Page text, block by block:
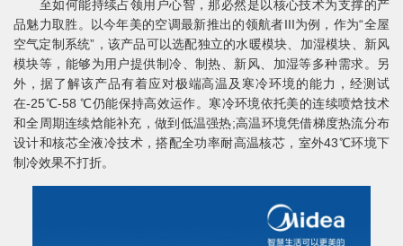
至如何能持续占领用户心智，那必然是以核心技术为支撑的产
品魅力取胜。以今年美的空调最新推出的领航者III为例，作为“全屋
空气定制系统”，该产品可以选配独立的水暖模块、加湿模块、新风
模块等，能够为用户提供制冷、制热、新风、加湿等多种需求。另
外，据了解该产品有着应对极端高温及寒冷环境的能力，经测试
在-25℃-58 ℃仍能保持高效运作。寒冷环境依托美的连续喷焓技术
和全周期连续焓能补充，做到低温强热;高温环境凭借梯度热流分布
设计和核芯全液冷技术，搭配全功率耐高温核芯，室外43℃环境下
制冷效果不打折。